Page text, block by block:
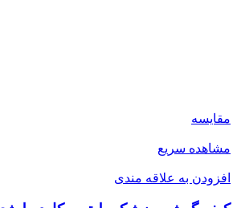
مقایسه
مشاهده سریع
افزودن به علاقه مندی